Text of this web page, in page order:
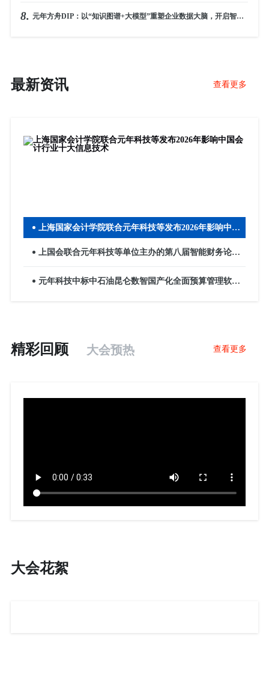
8. 元年方舟DIP：以“知识图谱+大模型”重塑企业数据大脑，开启智能新技术时代
最新资讯 查看更多
上海国家会计学院联合元年科技等发布2026年影响中国
会计行业十大信息技术
上国会联合元年科技等单位主办的第八届智能财务论坛
成功举办，祝贺元年服务的七家标杆企业荣膺年度大
元年科技中标中石油昆仑数智国产化全面预算管理软件
精彩回顾 大会预热 查看更多
大会花絮